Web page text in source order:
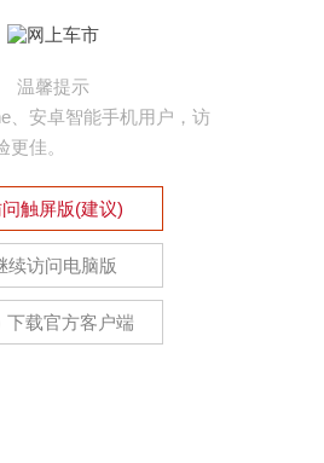
温馨提示
、安卓智能手机用户，访
佳。
触屏版(建议)
续访问电脑版
下载官方客户端